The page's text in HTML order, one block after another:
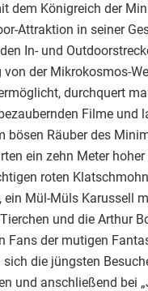
dem Königreich der
Attraktion in seiner
In- und
der Mikrokosmos-
durchquert
Filme und
bösen Räuber des
ein zehn Meter
roten
ein Mül-Müls Karussell
und die Arthur
Fans der mutigen
die jüngsten
und anschließend bei